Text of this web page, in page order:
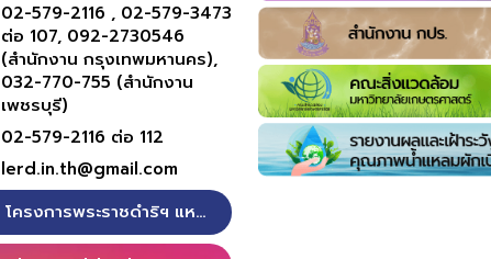
02-579-2116 , 02-579-3473
ต่อ 107, 092-2730546
(สำนักงาน กรุงเทพมหานคร),
032-770-755 (สำนักงาน
เพชรบุรี)
02-579-2116 ต่อ 112
lerd.in.th@gmail.com
โครงการพระราชดำริฯ แหลมผักเบี้ย